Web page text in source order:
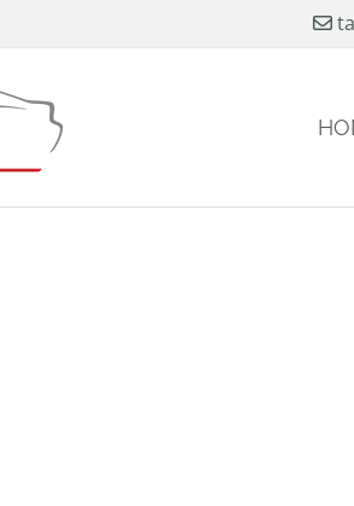
